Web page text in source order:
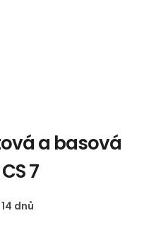
a basová
7
dnů